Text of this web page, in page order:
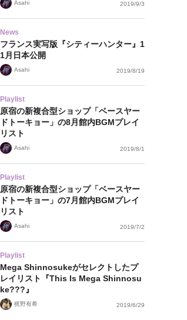
Asahi 2019/9/3
News
フランス実写版『シティーハンター』1
1月日本公開
Asahi 2019/8/19
Playlist
原宿の新複合型ショップ「ベースヤー
ドトーキョー」の8月館内BGMプレイ
リスト
Asahi 2019/8/1
Playlist
原宿の新複合型ショップ「ベースヤー
ドトーキョー」の7月館内BGMプレイ
リスト
Asahi 2019/7/2
Playlist
Mega Shinnosukeがセレクトしたプ
レイリスト『This Is Mega Shinnosu
ke???』
梶野有希 2019/6/29